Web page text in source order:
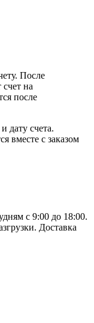
После
на
после
дату счета.
вместе с заказом
с 9:00 до 18:00.
Доставка